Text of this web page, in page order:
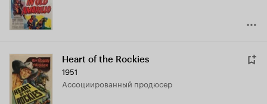
Heart of the Rockies
1951
ассоциированный продюсер